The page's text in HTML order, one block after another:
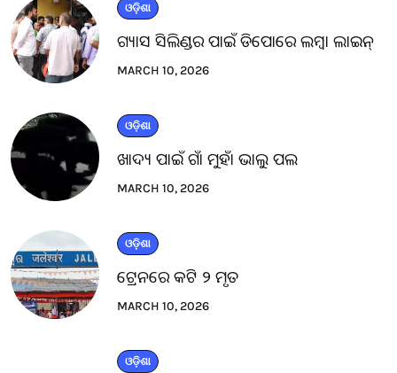
ଓଡ଼ିଶା
ଗ୍ୟାସ ସିଲିଣ୍ଡର ପାଇଁ ଡିପୋରେ ଲମ୍ବା ଲାଇନ୍
MARCH 10, 2026
ଓଡ଼ିଶା
ଖାଦ୍ୟ ପାଇଁ ଗାଁ ମୁହାଁ ଭାଲୁ ପଲ
MARCH 10, 2026
ଓଡ଼ିଶା
ଟ୍ରେନରେ କଟି ୨ ମୃତ
MARCH 10, 2026
ଓଡ଼ିଶା